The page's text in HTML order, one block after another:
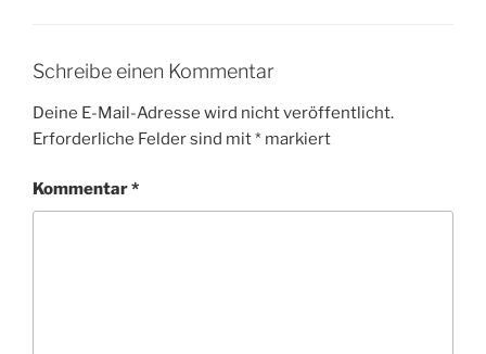
Schreibe einen Kommentar
Deine E-Mail-Adresse wird nicht veröffentlicht.
Erforderliche Felder sind mit* markiert
Kommentar*